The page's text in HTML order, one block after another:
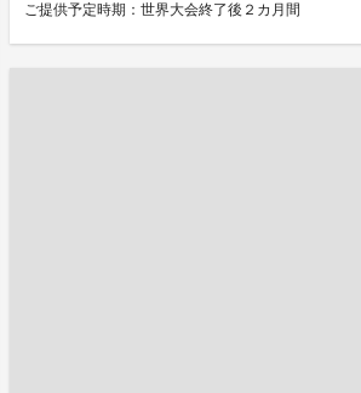
ご提供予定時期：世界大会終了後２カ月間